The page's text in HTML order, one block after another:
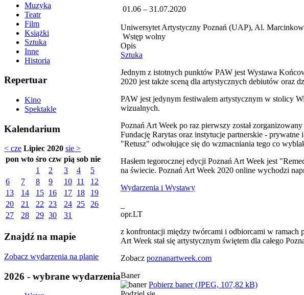
Muzyka
Teatr
Film
Książki
Sztuka
Inne
Historia
Repertuar
Kino
Spektakle
Kalendarium
< cze Lipiec 2020 sie >
pon wto śro czw pią sob nie
1
2 3 4
5
6
7 8 9 10 11
12
13
14 15 16 17 18
19
20
21 22 23 24 25
26
27
28 29 30 31
Znajdź na mapie
Zobacz wydarzenia na planie
2026 - wybrane wydarzenia
01.06 – 31.07.2020
Uniwersytet Artystyczny Poznań (UAP), Al.
Wstęp wolny
Opis
Sztuka
Jednym z istotnych punktów PAW jest Wystawa
2020 jest także sceną dla artystycznych debiutów oraz
PAW jest jedynym festiwalem artystycznym w stolicy
wizualnych.
Poznań Art Week po raz pierwszy został
Fundację Rarytas oraz instytucje partnerskie -
"Retusz" odwołujące się do wzmacniania tego co
Hasłem tegorocznej edycji Poznań Art Week jest
na świecie. Poznań Art Week 2020 online wychodzi
Wydarzenia i Wystawy
opr.LT
z konfrontacji między twórcami i odbiorcami w ramach
Art Week stał się artystycznym świętem dla całego
Zobacz poznanartweek.com
Baner
Pobierz baner (JPEG, 107,82 kB)